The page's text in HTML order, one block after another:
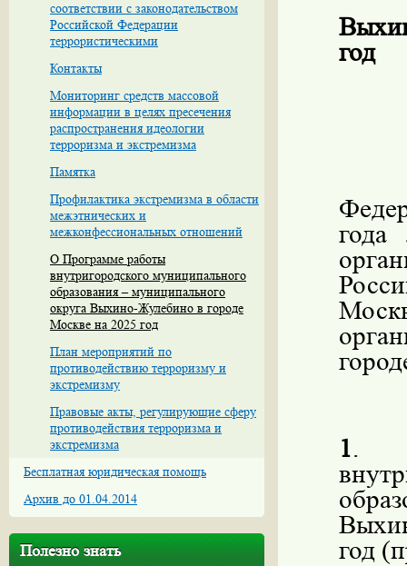
соответствии с законодательством
Российской Федерации
террористическими
Контакты
Мониторинг средств массовой
информации в целях пресечения
распространения идеологии
терроризма и экстремизма
Памятка
Профилактика экстремизма в области
межэтнических и
межконфессиональных отношений
О Программе работы
внутригородского муниципального
образования – муниципального
округа Выхино-Жулебино в городе
Москве на 2025 год
План мероприятий по
противодействию терроризму и
экстремизму
Правовые акты, регулирующие сферу
противодействия терроризма и
экстремизма
Бесплатная юридическая помощь
Архив до 01.04.2014
Полезно знать
год
1.
год